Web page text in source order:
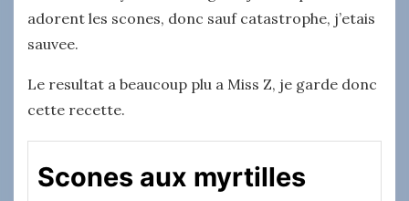
adorent les scones, donc sauf catastrophe, j’etais
sauvee.
Le resultat a beaucoup plu a Miss Z, je garde donc
cette recette.
Scones aux myrtilles